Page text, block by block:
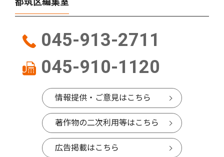
045-913-2711
045-910-1120
情報提供・ご意見はこちら
著作物の二次利用等はこちら
広告掲載はこちら